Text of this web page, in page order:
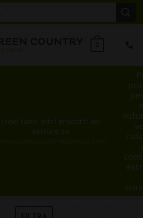
Trovi tanti altri prodotti del
settore su